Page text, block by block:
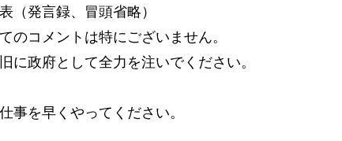
（発言録、冒頭省略）
のコメントは特にございません。
に政府として全力を注いでください。
事を早くやってください。